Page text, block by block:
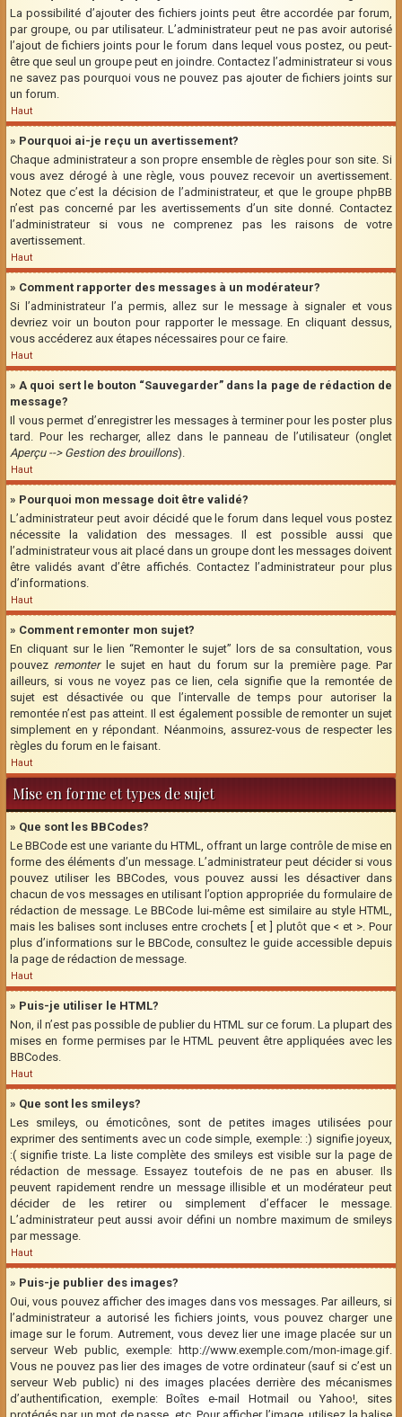
La possibilité d’ajouter des fichiers joints peut être accordée par forum,
par groupe, ou par utilisateur. L’administrateur peut ne pas avoir autorisé
l’ajout de fichiers joints pour le forum dans lequel vous postez, ou peut-
être que seul un groupe peut en joindre. Contactez l’administrateur si vous
ne savez pas pourquoi vous ne pouvez pas ajouter de fichiers joints sur
un forum.
Haut
» Pourquoi ai-je reçu un avertissement?
Chaque administrateur a son propre ensemble de règles pour son site. Si
vous avez dérogé à une règle, vous pouvez recevoir un avertissement.
Notez que c’est la décision de l’administrateur, et que le groupe phpBB
n’est pas concerné par les avertissements d’un site donné. Contactez
l’administrateur si vous ne comprenez pas les raisons de votre
avertissement.
Haut
» Comment rapporter des messages à un modérateur?
Si l’administrateur l’a permis, allez sur le message à signaler et vous
devriez voir un bouton pour rapporter le message. En cliquant dessus,
vous accéderez aux étapes nécessaires pour ce faire.
Haut
» A quoi sert le bouton “Sauvegarder” dans la page de rédaction de
message?
Il vous permet d’enregistrer les messages à terminer pour les poster plus
tard. Pour les recharger, allez dans le panneau de l’utilisateur (onglet
Aperçu --> Gestion des brouillons).
Haut
» Pourquoi mon message doit être validé?
L’administrateur peut avoir décidé que le forum dans lequel vous postez
nécessite la validation des messages. Il est possible aussi que
l’administrateur vous ait placé dans un groupe dont les messages doivent
être validés avant d’être affichés. Contactez l’administrateur pour plus
d’informations.
Haut
» Comment remonter mon sujet?
En cliquant sur le lien “Remonter le sujet” lors de sa consultation, vous
pouvez remonterle sujet en haut du forum sur la première page. Par
ailleurs, si vous ne voyez pas ce lien, cela signifie que la remontée de
sujet est désactivée ou que l’intervalle de temps pour autoriser la
remontée n’est pas atteint. Il est également possible de remonter un sujet
simplement en y répondant. Néanmoins, assurez-vous de respecter les
règles du forum en le faisant.
Haut
Mise en forme et types de sujet
» Que sont les BBCodes?
Le BBCode est une variante du HTML, offrant un large contrôle de mise en
forme des éléments d’un message. L’administrateur peut décider si vous
pouvez utiliser les BBCodes, vous pouvez aussi les désactiver dans
chacun de vos messages en utilisant l’option appropriée du formulaire de
rédaction de message. Le BBCode lui-même est similaire au style HTML,
mais les balises sont incluses entre crochets [ et ] plutôt que < et >. Pour
plus d’informations sur le BBCode, consultez le guide accessible depuis
la page de rédaction de message.
Haut
» Puis-je utiliser le HTML?
Non, il n’est pas possible de publier du HTML sur ce forum. La plupart des
mises en forme permises par le HTML peuvent être appliquées avec les
BBCodes.
Haut
» Que sont les smileys?
Les smileys, ou émoticônes, sont de petites images utilisées pour
exprimer des sentiments avec un code simple, exemple: :) signifie joyeux,
:( signifie triste. La liste complète des smileys est visible sur la page de
rédaction de message. Essayez toutefois de ne pas en abuser. Ils
peuvent rapidement rendre un message illisible et un modérateur peut
décider de les retirer ou simplement d’effacer le message.
L’administrateur peut aussi avoir défini un nombre maximum de smileys
par message.
Haut
» Puis-je publier des images?
Oui, vous pouvez afficher des images dans vos messages. Par ailleurs, si
l’administrateur a autorisé les fichiers joints, vous pouvez charger une
image sur le forum. Autrement, vous devez lier une image placée sur un
serveur Web public, exemple: http://www.exemple.com/mon-image.gif.
Vous ne pouvez pas lier des images de votre ordinateur (sauf si c’est un
serveur Web public) ni des images placées derrière des mécanismes
d’authentification, exemple: Boîtes e-mail Hotmail ou Yahoo!, sites